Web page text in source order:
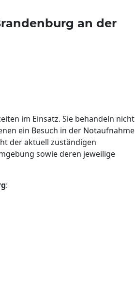
an der
im Einsatz. Sie behandeln nicht
ein Besuch in der Notaufnahme
der aktuell zuständigen
sowie deren jeweilige
: